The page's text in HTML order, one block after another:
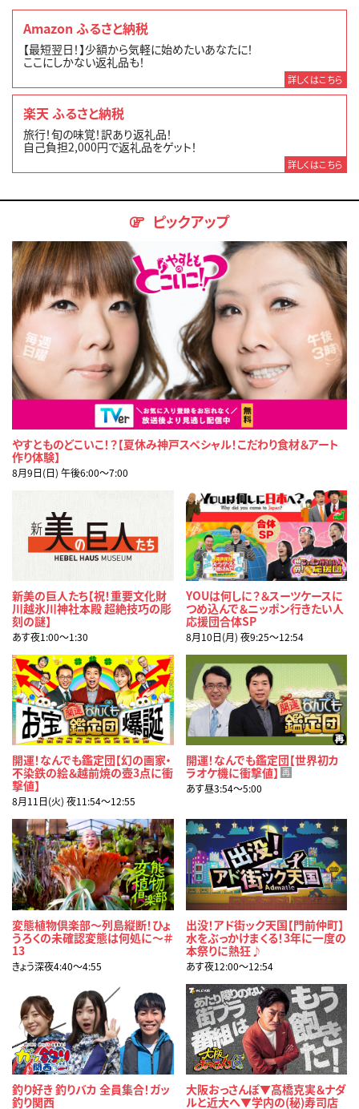
Amazon ふるさと納税
【最短翌日！】少額から気軽に始めたいあなたに！
ここにしかない返礼品も！
詳しくはこちら
楽天 ふるさと納税
旅行！旬の味覚！訳あり返礼品！
自己負担2,000円で返礼品をゲット！
詳しくはこちら
ピックアップ
やすとものどこいこ！？【夏休み神戸スペシャル！こだわり食材＆アート
作り体験】
8月9日(日) 午後6:00〜7:00
新美の巨人たち【祝！重要文化財
川越氷川神社本殿 超絶技巧の彫
刻の謎】
あす夜1:00〜1:30
YOUは何しに？＆スーツケースに
つめ込んで＆ニッポン行きたい人
応援団合体SP
8月10日(月) 夜9:25〜12:54
開運！なんでも鑑定団【幻の画家・
不染鉄の絵＆越前焼の壺3点に衝
撃値】
8月11日(火) 夜11:54〜12:55
開運！なんでも鑑定団【世界初カ
ラオケ機に衝撃値】 再
あす昼3:54〜5:00
変態植物倶楽部～列島縦断！ひょ
うろくの未確認変態は何処に～＃
13
きょう深夜4:40〜4:55
出没！アド街ック天国【門前仲町】
水をぶっかけまくる！3年に一度の
本祭りに熱狂♪
あす夜12:00〜12:54
釣り好き 釣りバカ 全員集合！ガッ
釣り関西
大阪おっさんぽ▼高橋克実＆ナダ
ルと近大へ▼学内の(秘)寿司店